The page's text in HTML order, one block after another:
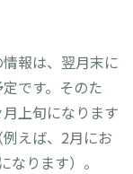
報は、翌月末に
です。そのた
上旬になります
えば、2月にお
ります）。